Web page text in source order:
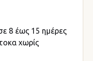
8 έως 15 ημέρες
χωρίς